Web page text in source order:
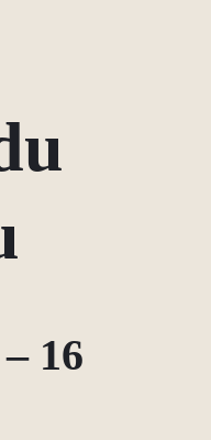
– 16